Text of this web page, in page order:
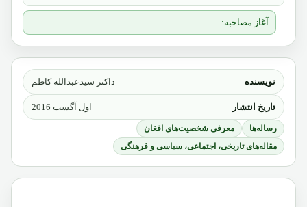
نویسنده داکتر سیدعبدالله کاظم
تاریخ انتشار اول آگست 2016
رساله‌ها
معرفی شخصیت‌های افغان
مقاله‌های تاریخی، اجتماعی، سیاسی و فرهنگی
آغاز مصاحبه: